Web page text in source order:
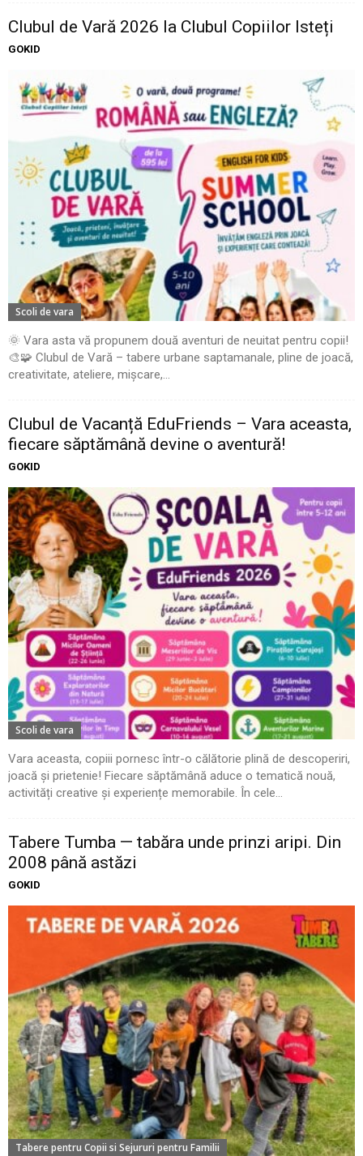
Clubul de Vară 2026 la Clubul Copiilor Isteți
GOKID
Scoli de vara
🌞 Vara asta vă propunem două aventuri de neuitat pentru copii!
🎨🧩 Clubul de Vară – tabere urbane saptamanale, pline de joacă,
creativitate, ateliere, mișcare,...
Clubul de Vacanță EduFriends – Vara aceasta,
fiecare săptămână devine o aventură!
GOKID
Scoli de vara
Vara aceasta, copiii pornesc într-o călătorie plină de descoperiri,
joacă și prietenie! Fiecare săptămână aduce o tematică nouă,
activități creative și experiențe memorabile. În cele...
Tabere Tumba — tabăra unde prinzi aripi. Din
2008 până astăzi
GOKID
Tabere pentru Copii si Sejururi pentru Familii